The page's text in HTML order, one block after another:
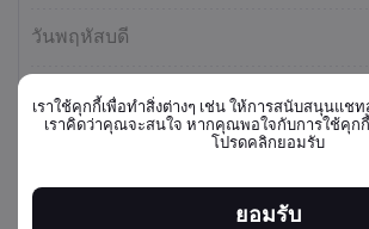
วันพฤหัสบดี
วันพฤหัสบดี
ตราสารที่เกี่ยวข้อง
เราใช้คุกกี้เพื่อทำสิ่งต่างๆ เช่น ให้การสนับสนุนแช
เราคิดว่าคุณจะสนใจ หากคุณพอใจกับการใช้คุก
โปรดคลิกยอมรับ
ยอมรับ